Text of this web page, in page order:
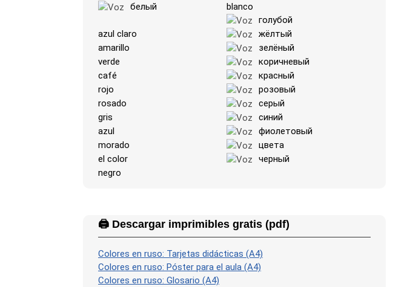
белый
blanco
голубой
azul claro
жёлтый
amarillo
зелёный
verde
коричневый
café
красный
rojo
розовый
rosado
серый
gris
синий
azul
фиолетовый
morado
цвета
el color
черный
negro
🖨️ Descargar imprimibles gratis (pdf)
Colores en ruso: Tarjetas didácticas (A4)
Colores en ruso: Póster para el aula (A4)
Colores en ruso: Glosario (A4)